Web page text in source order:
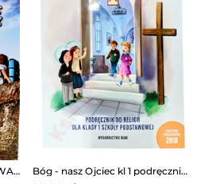
Szukam Cię kl 5 podręcznik WAM Bóg - nasz Ojciec kl 1 podręcznik WAM